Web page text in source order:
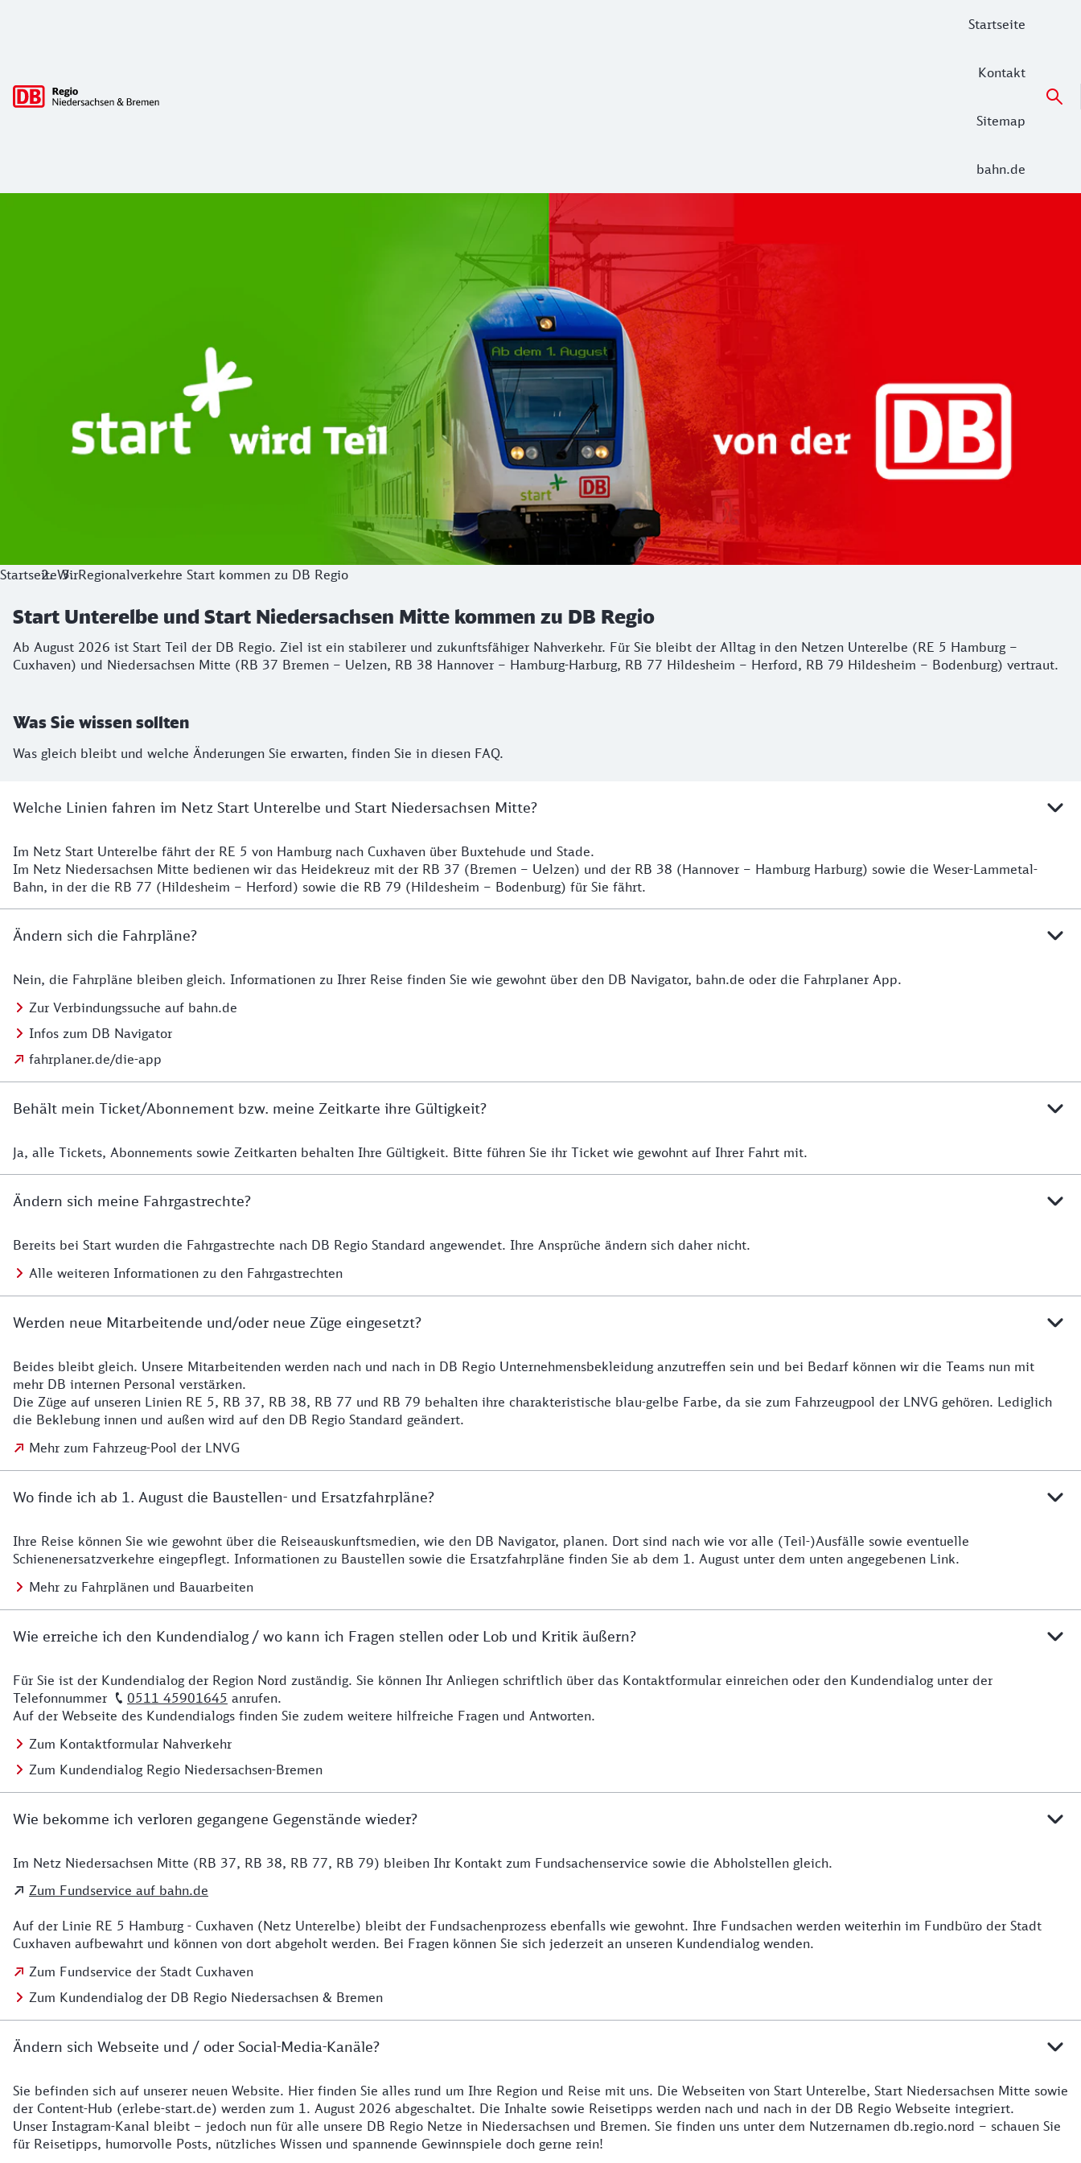
Startseite
Kontakt
Sitemap
bahn.de
Start Unterelbe und Start Niedersachsen Mitte kommen zu DB Regio
Ab August 2026 ist Start Teil der DB Regio. Ziel ist ein stabilerer und zukunftsfähiger Nahverkehr. Für Sie bleibt der Alltag in den Netzen Unterelbe (RE 5 Hamburg –
StartseiteWirRegionalverkehre Start kommen zu DB Regio
Start Unterelbe und Start Niedersachsen Mitte kommen zu DB Regio
Ab August 2026 ist Start Teil der DB Regio. Ziel ist ein stabilerer und zukunftsfähiger Nahverkehr. Für Sie bleibt der Alltag in den Netzen Unterelbe (RE 5 Hamburg –
Cuxhaven) und Niedersachsen Mitte (RB 37 Bremen – Uelzen, RB 38 Hannover – Hamburg-Harburg, RB 77 Hildesheim – Herford, RB 79 Hildesheim – Bodenburg) vertraut.
Was Sie wissen sollten
Was gleich bleibt und welche Änderungen Sie erwarten, finden Sie in diesen FAQ.
Welche Linien fahren im Netz Start Unterelbe und Start Niedersachsen Mitte?
Details
Im Netz Start Unterelbe fährt der RE 5 von Hamburg nach Cuxhaven über Buxtehude und Stade.
Im Netz Niedersachsen Mitte bedienen wir das Heidekreuz mit der RB 37 (Bremen – Uelzen) und der RB 38 (Hannover – Hamburg Harburg) sowie die Weser-Lammetal-
Bahn, in der die RB 77 (Hildesheim – Herford) sowie die RB 79 (Hildesheim – Bodenburg) für Sie fährt.
Ändern sich die Fahrpläne?
Details zu den Fahrplänen
Nein, die Fahrpläne bleiben gleich. Informationen zu Ihrer Reise finden Sie wie gewohnt über den DB Navigator, bahn.de oder die Fahrplaner App.
Zur Verbindungssuche auf bahn.de
Infos zum DB Navigator
fahrplaner.de/die-app
Behält mein Ticket/Abonnement bzw. meine Zeitkarte ihre Gültigkeit?
Details zur Zeitkarte
Ja, alle Tickets, Abonnements sowie Zeitkarten behalten Ihre Gültigkeit. Bitte führen Sie ihr Ticket wie gewohnt auf Ihrer Fahrt mit.
Ändern sich meine Fahrgastrechte?
Details zu Fahrgastrechten
Bereits bei Start wurden die Fahrgastrechte nach DB Regio Standard angewendet. Ihre Ansprüche ändern sich daher nicht.
Alle weiteren Informationen zu den Fahrgastrechten
Werden neue Mitarbeitende und/oder neue Züge eingesetzt?
Details zu den Mitarbeitenden
Beides bleibt gleich. Unsere Mitarbeitenden werden nach und nach in DB Regio Unternehmensbekleidung anzutreffen sein und bei Bedarf können wir die Teams nun mit
mehr DB internen Personal verstärken.
Die Züge auf unseren Linien RE 5, RB 37, RB 38, RB 77 und RB 79 behalten ihre charakteristische blau-gelbe Farbe, da sie zum Fahrzeugpool der LNVG gehören. Lediglich
die Beklebung innen und außen wird auf den DB Regio Standard geändert.
Mehr zum Fahrzeug-Pool der LNVG
Wo finde ich ab 1. August die Baustellen- und Ersatzfahrpläne?
Details zu Baustelle
Ihre Reise können Sie wie gewohnt über die Reiseauskunftsmedien, wie den DB Navigator, planen. Dort sind nach wie vor alle (Teil-)Ausfälle sowie eventuelle
Schienenersatzverkehre eingepflegt. Informationen zu Baustellen sowie die Ersatzfahrpläne finden Sie ab dem 1. August unter dem unten angegebenen Link.
Mehr zu Fahrplänen und Bauarbeiten
Wie erreiche ich den Kundendialog / wo kann ich Fragen stellen oder Lob und Kritik äußern?
Details zu Kontakt
Für Sie ist der Kundendialog der Region Nord zuständig. Sie können Ihr Anliegen schriftlich über das Kontaktformular einreichen oder den Kundendialog unter der
Telefonnummer
0511 45901645 anrufen.
Auf der Webseite des Kundendialogs finden Sie zudem weitere hilfreiche Fragen und Antworten.
Zum Kontaktformular Nahverkehr
Zum Kundendialog Regio Niedersachsen-Bremen
Wie bekomme ich verloren gegangene Gegenstände wieder?
Details zu Kontakt
Im Netz Niedersachsen Mitte (RB 37, RB 38, RB 77, RB 79) bleiben Ihr Kontakt zum Fundsachenservice sowie die Abholstellen gleich.
Zum Fundservice auf bahn.de
Auf der Linie RE 5 Hamburg - Cuxhaven (Netz Unterelbe) bleibt der Fundsachenprozess ebenfalls wie gewohnt. Ihre Fundsachen werden weiterhin im Fundbüro der Stadt
Cuxhaven aufbewahrt und können von dort abgeholt werden. Bei Fragen können Sie sich jederzeit an unseren Kundendialog wenden.
Zum Fundservice der Stadt Cuxhaven
Zum Kundendialog der DB Regio Niedersachsen & Bremen
Ändern sich Webseite und / oder Social-Media-Kanäle?
Details zur Website
Sie befinden sich auf unserer neuen Website. Hier finden Sie alles rund um Ihre Region und Reise mit uns. Die Webseiten von Start Unterelbe, Start Niedersachsen Mitte sowie
der Content-Hub (erlebe-start.de) werden zum 1. August 2026 abgeschaltet. Die Inhalte sowie Reisetipps werden nach und nach in der DB Regio Webseite integriert.
Unser Instagram-Kanal bleibt – jedoch nun für alle unsere DB Regio Netze in Niedersachsen und Bremen. Sie finden uns unter dem Nutzernamen db.regio.nord – schauen Sie
für Reisetipps, humorvolle Posts, nützliches Wissen und spannende Gewinnspiele doch gerne rein!